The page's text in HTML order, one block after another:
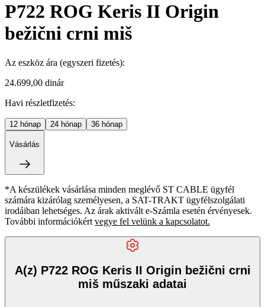
P722 ROG Keris II Origin
bežični crni miš
Az eszköz ára (egyszeri fizetés):
24.699,00 dinár
Havi részletfizetés:
12 hónap 24 hónap 36 hónap
Vásárlás
*A készülékek vásárlása minden meglévő ST CABLE ügyfél
számára kizárólag személyesen, a SAT-TRAKT ügyfélszolgálati
irodáiban lehetséges. Az árak aktivált e-Számla esetén érvényesek.
További információkért vegye fel velünk a kapcsolatot.
A(z) P722 ROG Keris II Origin bežični crni
miš műszaki adatai